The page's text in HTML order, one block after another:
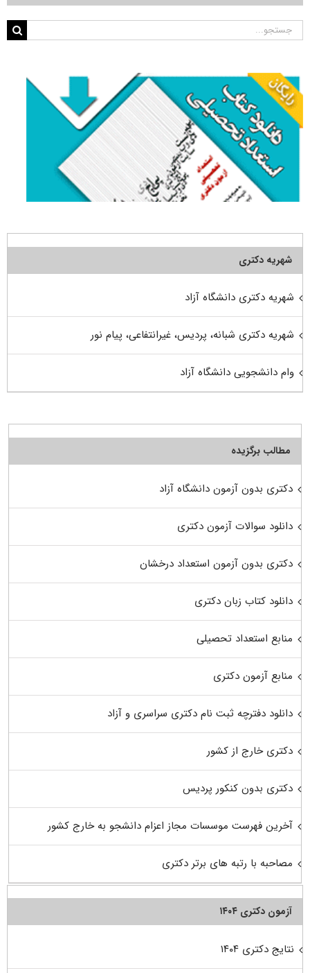
جستجو
شهریه دکتری
شهریه دکتری دانشگاه آزاد
شهریه دکتری شبانه، پردیس، غیرانتفاعی، پیام نور
وام دانشجویی دانشگاه آزاد
مطالب برگزیده
دکتری بدون آزمون دانشگاه آزاد
دانلود سوالات آزمون دکتری
دکتری بدون آزمون استعداد درخشان
دانلود کتاب زبان دکتری
منابع استعداد تحصیلی
منابع آزمون دکتری
دانلود دفترچه ثبت نام دکتری سراسری و آزاد
دکتری خارج از کشور
دکتری بدون کنکور پردیس
آخرین فهرست موسسات مجاز اعزام دانشجو به خارج کشور
مصاحبه با رتبه های برتر دکتری
آزمون دکتری ۱۴۰۴
نتایج دکتری ۱۴۰۴